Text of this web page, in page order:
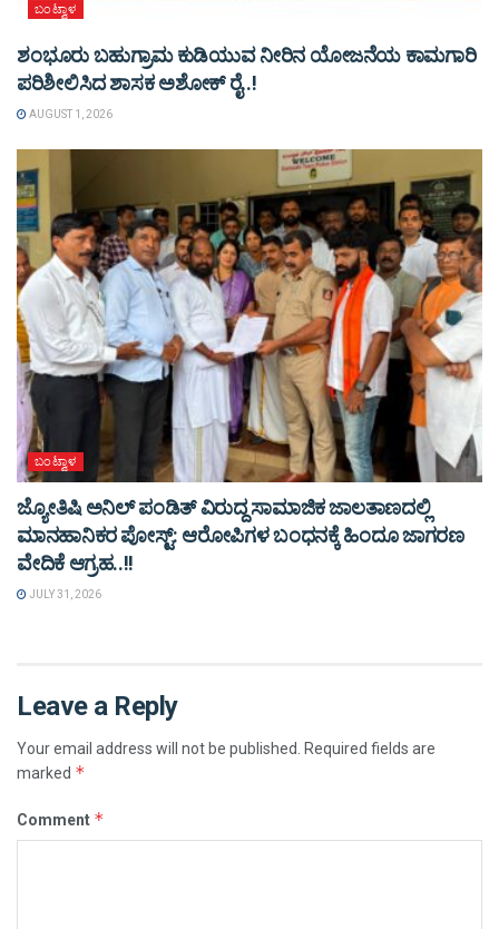
ಬಂಟ್ವಾಳ
ಶಂಭೂರು ಬಹುಗ್ರಾಮ ಕುಡಿಯುವ ನೀರಿನ ಯೋಜನೆಯ ಕಾಮಗಾರಿ
ಪರಿಶೀಲಿಸಿದ ಶಾಸಕ ಅಶೋಕ್ ರೈ..!
AUGUST 1, 2026
ಬಂಟ್ವಾಳ
ಜ್ಯೋತಿಷಿ ಅನಿಲ್ ಪಂಡಿತ್ ವಿರುದ್ದ ಸಾಮಾಜಿಕ ಜಾಲತಾಣದಲ್ಲಿ
ಮಾನಹಾನಿಕರ ಪೋಸ್ಟ್: ಆರೋಪಿಗಳ ಬಂಧನಕ್ಕೆ ಹಿಂದೂ ಜಾಗರಣ
ವೇದಿಕೆ ಆಗ್ರಹ..!!
JULY 31, 2026
Leave a Reply
Your email address will not be published.
Required fields are
marked *
Comment *